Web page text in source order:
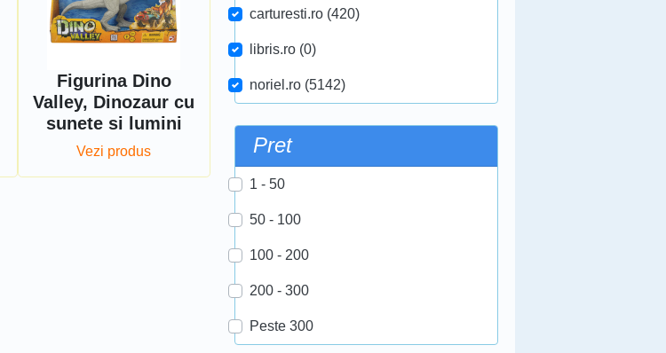
Figurina Dino
Valley, Dinozaur cu
sunete si lumini
Vezi produs
carturesti.ro (420)
libris.ro (0)
noriel.ro (5142)
Pret
1 - 50
50 - 100
100 - 200
200 - 300
Peste 300